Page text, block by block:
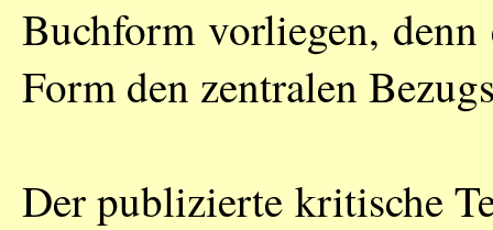
Buchform vorliegen,
Form den zentralen
Der publizierte kritische